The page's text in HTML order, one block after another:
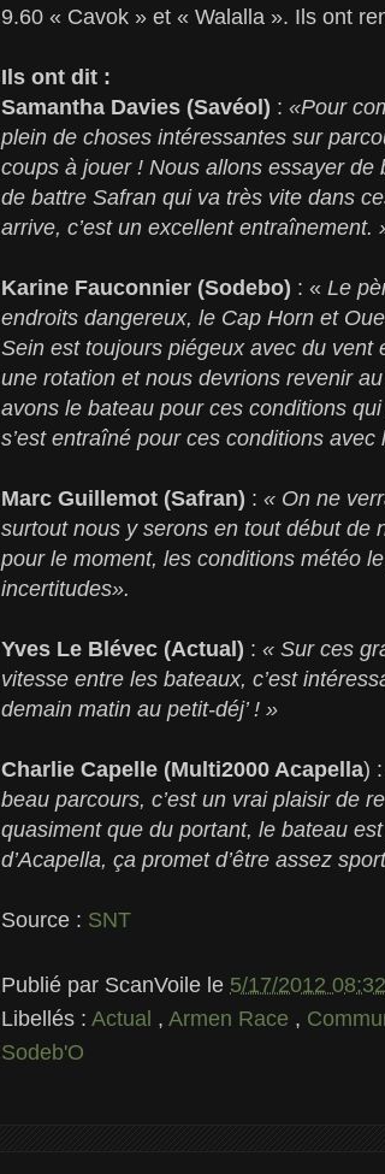
9.60 « Cavok » et « Walalla ». Ils ont
Ils ont dit :
Samantha Davies (Savéol) : «Pour
plein de choses intéressantes sur
coups à jouer ! Nous allons essayer
de battre Safran qui va très vite dans
arrive, c’est un excellent entraînement.
Karine Fauconnier (Sodebo) : « Le
endroits dangereux, le Cap Horn et
Sein est toujours piégeux avec du
une rotation et nous devrions revenir
avons le bateau pour ces conditions
s’est entraîné pour ces conditions
Marc Guillemot (Safran) : « On ne
surtout nous y serons en tout début de
pour le moment, les conditions météo
incertitudes».
Yves Le Blévec (Actual) : « Sur ces
vitesse entre les bateaux, c’est
demain matin au petit-déj’ ! »
Charlie Capelle (Multi2000 Acapella) :
beau parcours, c’est un vrai plaisir de
quasiment que du portant, le bateau
d’Acapella, ça promet d’être assez
Source : SNT
Publié par ScanVoile le 5/17/2012
Libellés : Actual , Armen Race ,
Sodeb'O